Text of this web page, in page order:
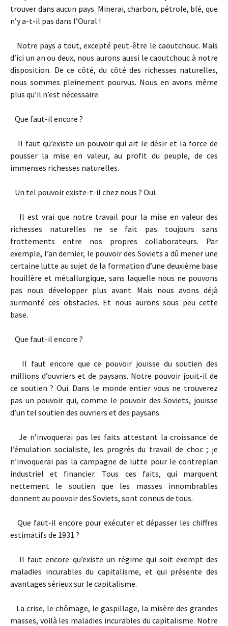
trouver dans aucun pays. Minerai, charbon, pétrole, blé, que
n’y a-­t-­il pas dans l’Oural !
Notre pays a tout, excepté peut-­être le caoutchouc. Mais
d’ici un an ou deux, nous aurons aussi le caoutchouc à notre
disposition. De ce côté, du côté des richesses naturelles,
nous sommes pleinement pourvus. Nous en avons même
plus qu’il n’est nécessaire.
Que faut­-il encore ?
Il faut qu’existe un pouvoir qui ait le désir et la force de
pousser la mise en valeur, au profit du peuple, de ces
immenses richesses naturelles.
Un tel pouvoir existe­-t-­il chez nous ? Oui.
Il est vrai que notre travail pour la mise en valeur des
richesses naturelles ne se fait pas toujours sans
frottements entre nos propres collaborateurs. Par
exemple, l’an dernier, le pouvoir des Soviets a dû mener une
certaine lutte au sujet de la formation d’une deuxième base
houillère et métallurgique, sans laquelle nous ne pouvons
pas nous développer plus avant. Mais nous avons déjà
surmonté ces obstacles. Et nous aurons sous peu cette
base.
Que faut­-il encore ?
Il faut encore que ce pouvoir jouisse du soutien des
millions d’ouvriers et de paysans. Notre pouvoir jouit­-il de
ce soutien ? Oui. Dans le monde entier vous ne trouverez
pas un pouvoir qui, comme le pouvoir des Soviets, jouisse
d’un tel soutien des ouvriers et des paysans.
Je n’invoquerai pas les faits attestant la croissance de
l’émulation socialiste, les progrès du travail de choc ; je
n’invoquerai pas la campagne de lutte pour le contre­plan
industriel et financier. Tous ces faits, qui marquent
nettement le soutien que les masses innombrables
donnent au pouvoir des Soviets, sont connus de tous.
Que faut­-il encore pour exécuter et dépasser les chiffres
estimatifs de 1931 ?
Il faut encore qu’existe un régime qui soit exempt des
maladies incurables du capitalisme, et qui présente des
avantages sérieux sur le capitalisme.
La crise, le chômage, le gaspillage, la misère des grandes
masses, voilà les maladies incurables du capitalisme. Notre